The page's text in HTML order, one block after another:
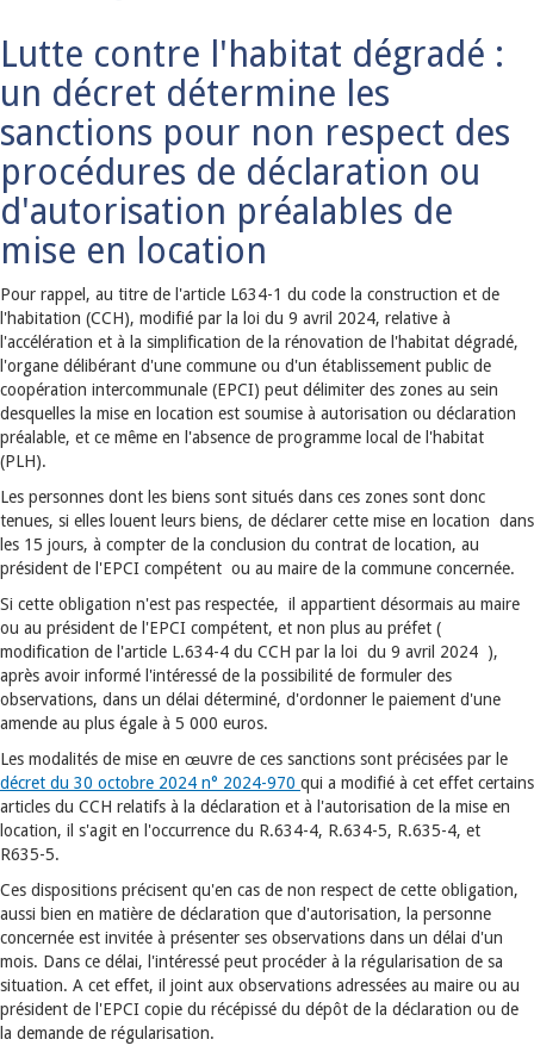
Lutte contre l'habitat dégradé :
un décret détermine les
sanctions pour non respect des
procédures de déclaration ou
d'autorisation préalables de
mise en location
Pour rappel, au titre de l'article L634-1 du code la construction et de
l'habitation (CCH), modifié par la loi du 9 avril 2024, relative à
l'accélération et à la simplification de la rénovation de l'habitat dégradé,
l'organe délibérant d'une commune ou d'un établissement public de
coopération intercommunale (EPCI) peut délimiter des zones au sein
desquelles la mise en location est soumise à autorisation ou déclaration
préalable, et ce même en l'absence de programme local de l'habitat
(PLH).
Les personnes dont les biens sont situés dans ces zones sont donc
tenues, si elles louent leurs biens, de déclarer cette mise en location dans
les 15 jours, à compter de la conclusion du contrat de location, au
président de l'EPCI compétent ou au maire de la commune concernée.
Si cette obligation n'est pas respectée, il appartient désormais au maire
ou au président de l'EPCI compétent, et non plus au préfet (
modification de l'article L.634-4 du CCH par la loi du 9 avril 2024 ),
après avoir informé l'intéressé de la possibilité de formuler des
observations, dans un délai déterminé, d'ordonner le paiement d'une
amende au plus égale à 5 000 euros.
Les modalités de mise en œuvre de ces sanctions sont précisées par le
décret du 30 octobre 2024 n° 2024-970 qui a modifié à cet effet certains
articles du CCH relatifs à la déclaration et à l'autorisation de la mise en
location, il s'agit en l'occurrence du R.634-4, R.634-5, R.635-4, et
R635-5.
Ces dispositions précisent qu'en cas de non respect de cette obligation,
aussi bien en matière de déclaration que d'autorisation, la personne
concernée est invitée à présenter ses observations dans un délai d'un
mois. Dans ce délai, l'intéressé peut procéder à la régularisation de sa
situation. A cet effet, il joint aux observations adressées au maire ou au
président de l'EPCI copie du récépissé du dépôt de la déclaration ou de
la demande de régularisation.